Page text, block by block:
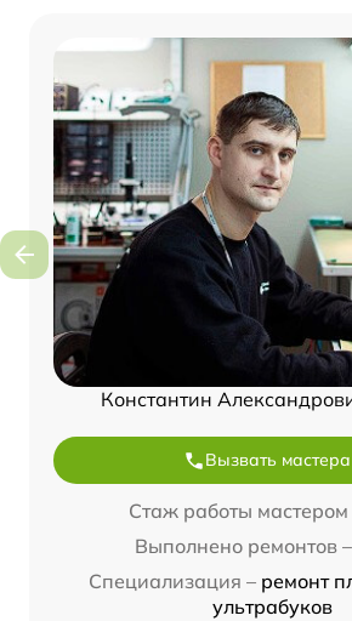
Константин
Вызвать мастера
Стаж работы мастером
Выполнено ремонтов –
Специализация – ремонт
ультрабуков